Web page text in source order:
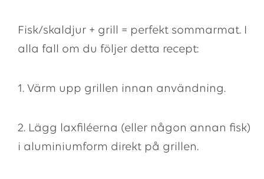
Fisk/skaldjur + grill = perfekt sommarmat. I
alla fall om du följer detta recept:
1. Värm upp grillen innan användning.
2. Lägg laxfiléerna (eller någon annan fisk)
i aluminiumform direkt på grillen.